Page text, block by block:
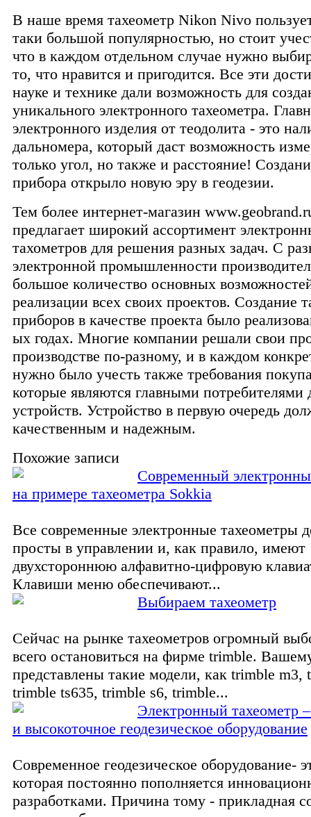
В наше время тахеометр Nikon Nivo
таки большой популярностью, но стоит
что в каждом отдельном случае нужно
то, что нравится и пригодится. Все эти
науке и технике дали возможность для
уникального электронного тахеометра.
электронного изделия от теодолита - это
дальномера, который даст возможность
только угол, но также и расстояние!
прибора открыло новую эру в геодезии.
Тем более интернет-магазин
предлагает широкий ассортимент
тахометров для решения разных задач. С
электронной промышленности
большое количество основных
реализации всех своих проектов. Создание
приборов в качестве проекта было
ых годах. Многие компании решали свои
производстве по-разному, и в каждом
нужно было учесть также требования
которые являются главными потребителями
устройств. Устройство в первую очередь
качественным и надежным.
Похожие записи
Современный
на примере тахеометра Sokkia
Все современные электронные тахеометры
просты в управлении и, как правило, имеют
двухстороннюю алфавитно-цифровую
Клавиши меню обеспечивают...
Выбираем тахеометр
Сейчас на рынке тахеометров огромный
всего остановиться на фирме trimble.
представлены такие модели, как trimble m3,
trimble ts635, trimble s6, trimble...
Электронный тахеометр
и высокоточное геодезическое оборудование
Современное геодезическое оборудование-
которая постоянно пополняется
разработками. Причина тому - прикладная